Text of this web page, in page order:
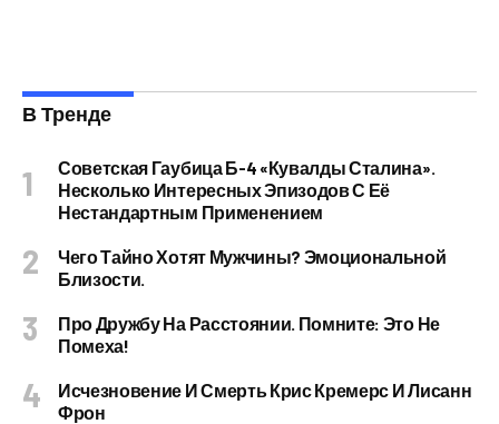
В Тренде
Советская Гаубица Б-4 «Кувалды Сталина».
Несколько Интересных Эпизодов С Её
Нестандартным Применением
Чего Тайно Хотят Мужчины? Эмоциональной
Близости.
Про Дружбу На Расстоянии. Помните: Это Не
Помеха!
Исчезновение И Смерть Крис Кремерс И Лисанн
Фрон